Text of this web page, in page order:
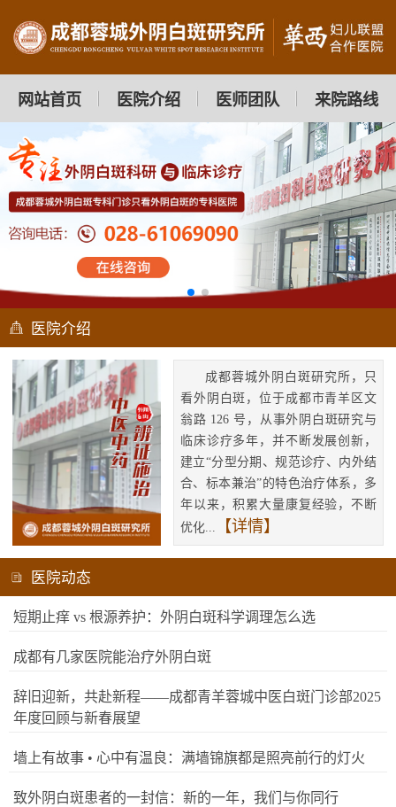
网站首页 医院介绍 医师团队 来院路线
医院介绍
成都蓉城外阴白斑研究所，只
看外阴白斑，位于成都市青羊区文
翁路 126 号，从事外阴白斑研究与
临床诊疗多年，并不断发展创新，
建立“分型分期、规范诊疗、内外结
合、标本兼治”的特色治疗体系，多
年以来，积累大量康复经验，不断
优化...
【详情】
医院动态
短期止痒 vs 根源养护：外阴白斑科学调理怎么选
成都有几家医院能治疗外阴白斑
辞旧迎新，共赴新程——成都青羊蓉城中医白斑门诊部2025
年度回顾与新春展望
墙上有故事 • 心中有温良：满墙锦旗都是照亮前行的灯火
致外阴白斑患者的一封信：新的一年，我们与你同行